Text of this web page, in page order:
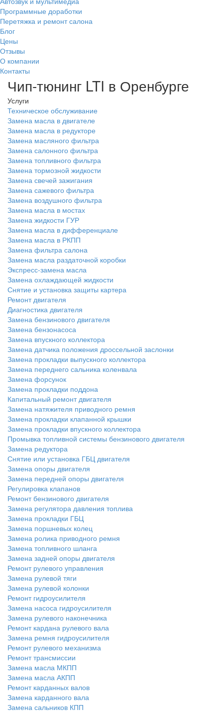
Программные доработки
Перетяжка и ремонт салона
Блог
Цены
Отзывы
О компании
Контакты
Чип-тюнинг LTI в Оренбурге
Услуги
Техническое обслуживание
Замена масла в двигателе
Замена масла в редукторе
Замена масляного фильтра
Замена салонного фильтра
Замена топливного фильтра
Замена тормозной жидкости
Замена свечей зажигания
Замена сажевого фильтра
Замена воздушного фильтра
Замена масла в мостах
Замена жидкости ГУР
Замена масла в дифференциале
Замена масла в РКПП
Замена фильтра салона
Замена масла раздаточной коробки
Экспресс-замена масла
Замена охлаждающей жидкости
Снятие и установка защиты картера
Ремонт двигателя
Диагностика двигателя
Замена бензинового двигателя
Замена бензонасоса
Замена впускного коллектора
Замена датчика положения дроссельной заслонки
Замена прокладки выпускного коллектора
Замена переднего сальника коленвала
Замена форсунок
Замена прокладки поддона
Капитальный ремонт двигателя
Замена натяжителя приводного ремня
Замена прокладки клапанной крышки
Замена прокладки впускного коллектора
Промывка топливной системы бензинового двигателя
Замена редуктора
Снятие или установка ГБЦ двигателя
Замена опоры двигателя
Замена передней опоры двигателя
Регулировка клапанов
Ремонт бензинового двигателя
Замена регулятора давления топлива
Замена прокладки ГБЦ
Замена поршневых колец
Замена ролика приводного ремня
Замена топливного шланга
Замена задней опоры двигателя
Ремонт рулевого управления
Замена рулевой тяги
Замена рулевой колонки
Ремонт гидроусилителя
Замена насоса гидроусилителя
Замена рулевого наконечника
Ремонт кардана рулевого вала
Замена ремня гидроусилителя
Ремонт рулевого механизма
Ремонт трансмиссии
Замена масла МКПП
Замена масла АКПП
Ремонт карданных валов
Замена карданного вала
Замена сальников КПП